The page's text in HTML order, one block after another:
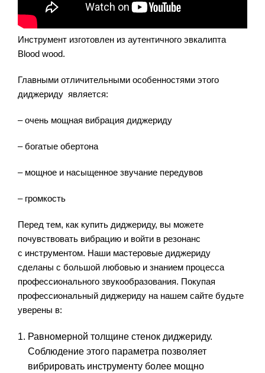
Инструмент изготовлен из аутентичного эвкалипта
Blood wood.
Главными отличительными особенностями этого
диджериду является:
– очень мощная вибрация диджериду
– богатые обертона
– мощное и насыщенное звучание передувов
– громкость
Перед тем, как купить диджериду, вы можете
почувствовать вибрацию и войти в резонанс
с инструментом. Наши мастеровые диджериду
сделаны с большой любовью и знанием процесса
профессионального звукообразования. Покупая
профессиональный диджериду на нашем сайте будьте
уверены в:
Равномерной толщине стенок диджериду.
Соблюдение этого параметра позволяет
вибрировать инструменту более мощно